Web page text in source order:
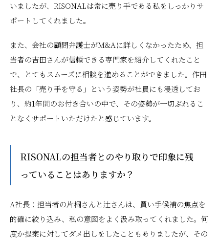
いましたが、RISONALは常に売り手である私をしっかりサ
ポートしてくれました。
また、会社の顧問弁護士がM&Aに詳しくなかったため、担
当者の吉田さんが信頼できる専門家を紹介してくれたこと
で、とてもスムーズに相談を進めることができました。作田
社長の「売り手を守る」という姿勢が社員にも浸透してお
り、約1年間のお付き合いの中で、その姿勢が一切ぶれるこ
となくサポートいただけたと感じています。
――RISONALの担当者とのやり取りで印象に残
っていることはありますか？
A社長：担当者の片桐さんと辻さんは、買い手候補の焦点を
的確に絞り込み、私の意図をよく汲み取ってくれました。何
度か提案に対してダメ出しをしたこともありましたが、その